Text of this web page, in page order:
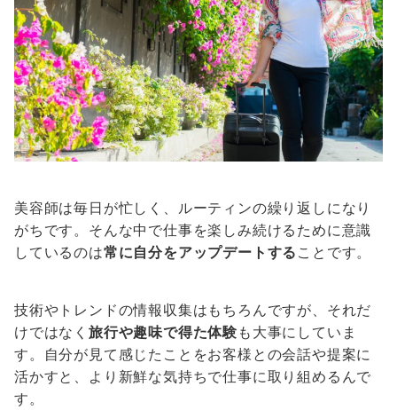
美容師は毎日が忙しく、ルーティンの繰り返しになり
がちです。そんな中で仕事を楽しみ続けるために意識
しているのは常に自分をアップデートする ことです。
技術やトレンドの情報収集はもちろんですが、それだ
けではなく 旅行や趣味で得た体験 も大事にしていま
す。自分が見て感じたことをお客様との会話や提案に
活かすと、より新鮮な気持ちで仕事に取り組めるんで
す。